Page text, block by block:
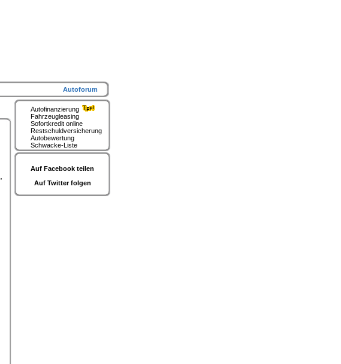
Autofinanzierung
Fahrzeugleasing
Sofortkredit online
Restschuldversicherung
Autobewertung
Schwacke-Liste
Auf Facebook teilen
Auf Twitter folgen
Autoforum